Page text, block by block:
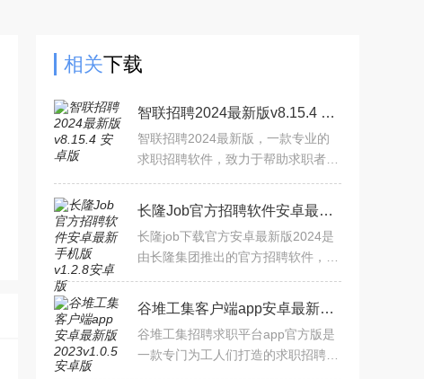
相关下载
智联招聘2024最新版v8.15.4 安卓版
智联招聘2024最新版，一款专业的
求职招聘软件，致力于帮助求职者找
会发布大量的招聘信息，涵盖工厂普
工、技工、快递员、客服、
长隆Job官方招聘软件安卓最新手机版v1.2.8安卓版
长隆job下载官方安卓最新版2024是
由长隆集团推出的官方招聘软件，提
根据自己的需求自由选择，所有的岗
位信息都非常详细，可以帮
谷堆工集客户端app安卓最新版2023v1.0.5安卓版
谷堆工集招聘求职平台app官方版是
一款专门为工人们打造的求职招聘软